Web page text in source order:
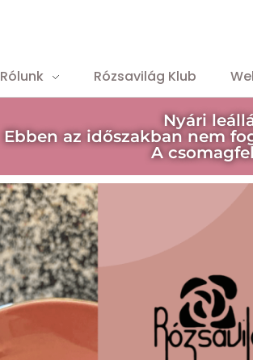
Rólunk Rózsavilág Klub
Nyári
Ebben az időszakban nem
A